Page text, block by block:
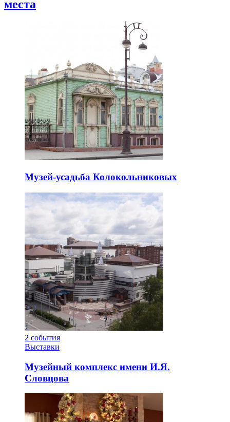
места
Музей-усадьба Колокольниковых
2 события
Выставки
Музейный комплекс имени И.Я.
Словцова